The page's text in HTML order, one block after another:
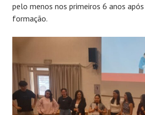
pelo menos nos primeiros 6 anos
formação.